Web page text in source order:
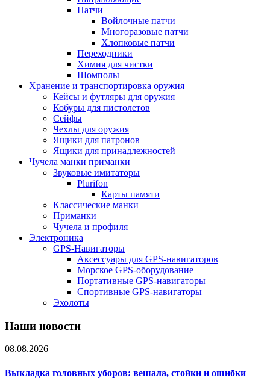
Патчи
Войлочные патчи
Многоразовые патчи
Хлопковые патчи
Переходники
Химия для чистки
Шомполы
Хранение и транспортировка оружия
Кейсы и футляры для оружия
Кобуры для пистолетов
Сейфы
Чехлы для оружия
Ящики для патронов
Ящики для принадлежностей
Чучела манки приманки
Звуковые имитаторы
Plurifon
Карты памяти
Классические манки
Приманки
Чучела и профиля
Электроника
GPS-Навигаторы
Аксессуары для GPS-навигаторов
Морское GPS-оборудование
Портативные GPS-навигаторы
Спортивные GPS-навигаторы
Эхолоты
Наши новости
08.08.2026
Выкладка головных уборов: вешала, стойки и ошибки